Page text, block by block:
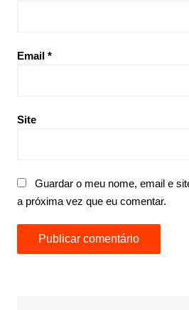
Email *
Site
Guardar o meu nome, email e
a próxima vez que eu comentar.